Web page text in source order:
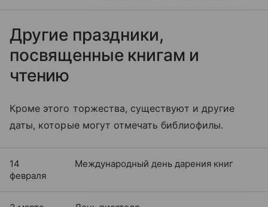
Другие праздники,
посвященные книгам и
чтению
Кроме этого торжества, существуют и другие
даты, которые могут отмечать библиофилы.
14
февраля
Международный день дарения книг